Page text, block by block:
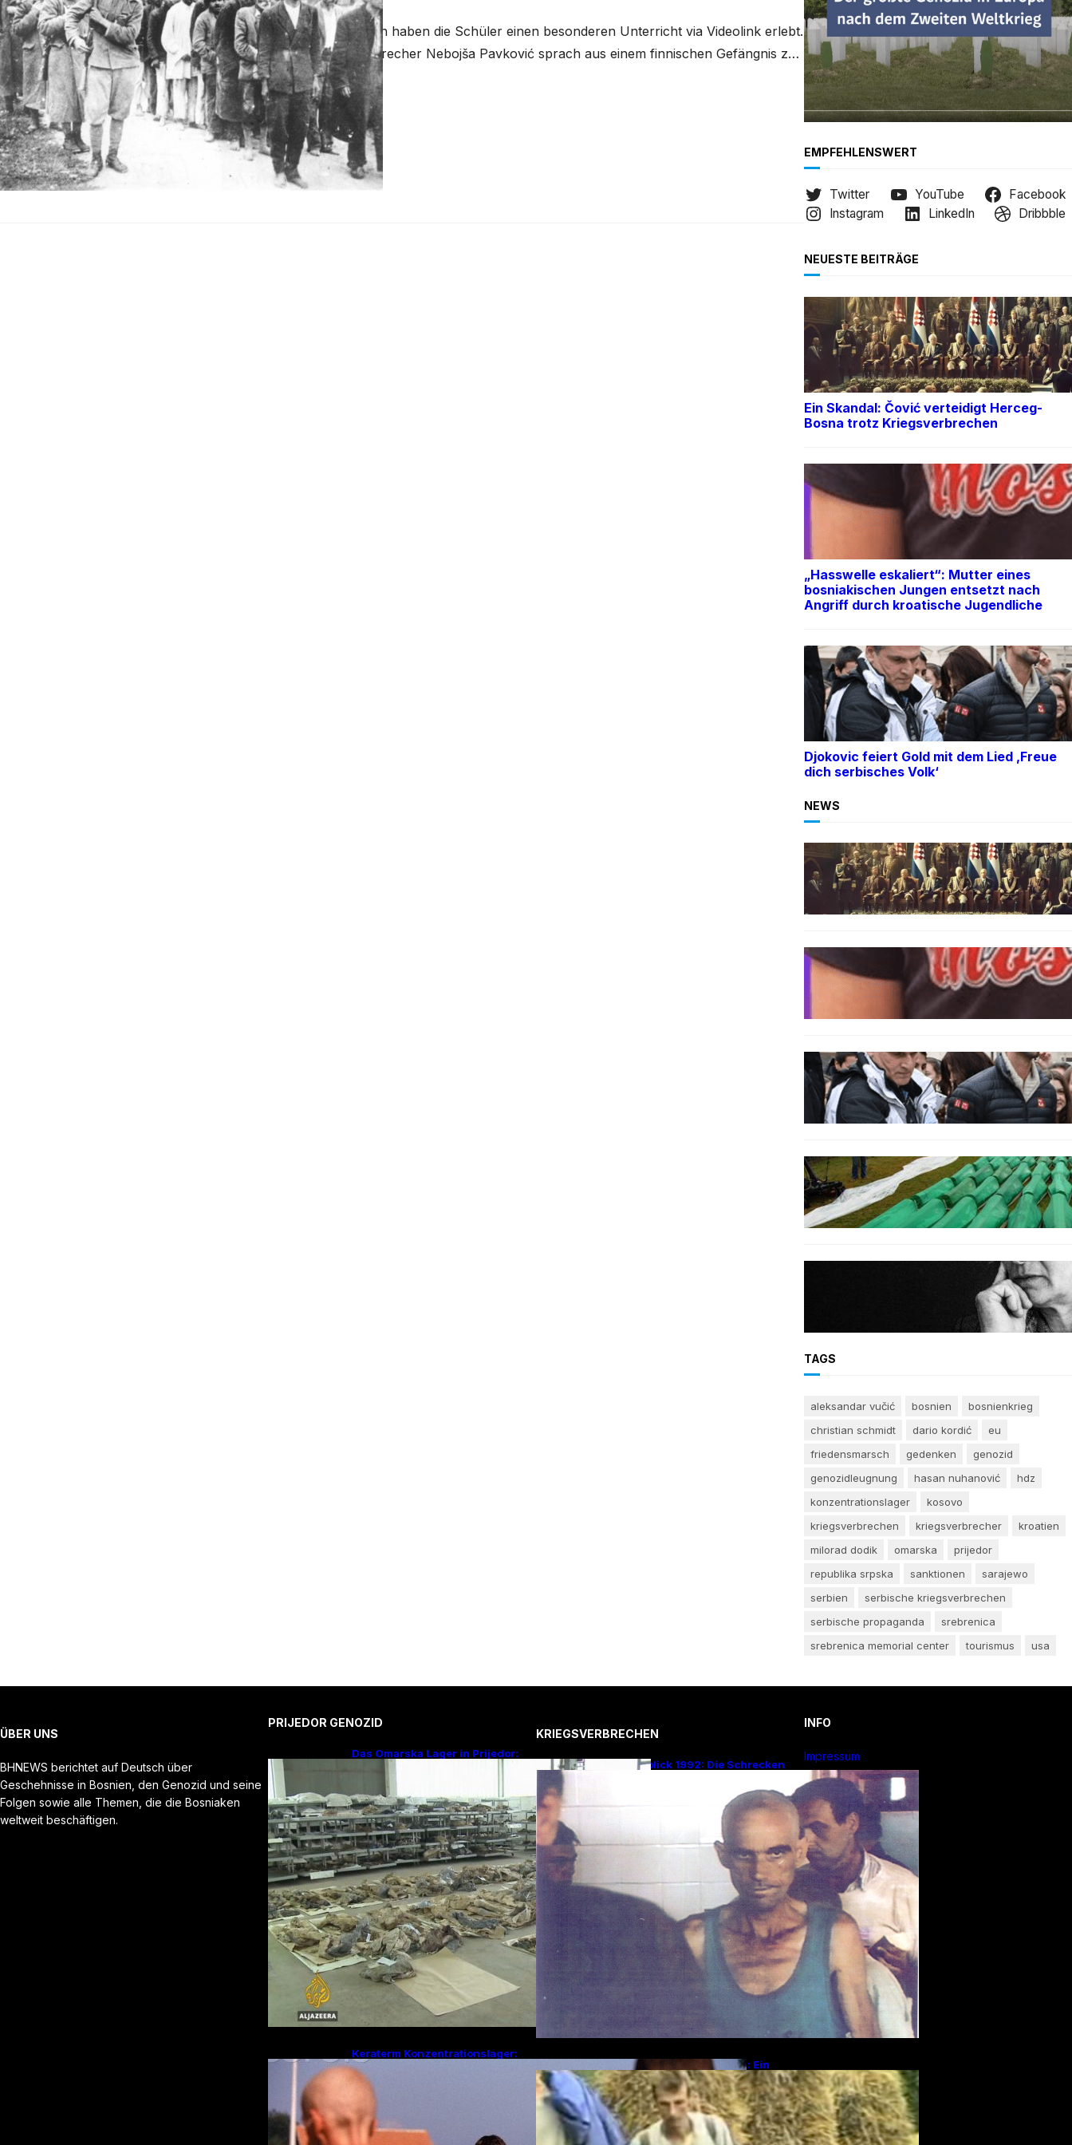
An einer Schule in Serbien haben die Schüler einen besonderen Unterricht via Videolink erlebt.
Der verurteilte Kriegsverbrecher Nebojša Pavković sprach aus einem finnischen Gefängnis zu
ihnen. Das Bildungsministerium hat eine Inspektion der Schule angefordert, doch die
Wahrscheinlichkeit, dass jemand dafür belangt wird, ist gering. In der Grundschule „Đura
Jakšić“ in Kać, in der Nähe von…
EMPFEHLENSWERT
Twitter YouTube
Facebook
Instagram
LinkedIn Dribbble
NEUESTE BEITRÄGE
Ein Skandal: Čović verteidigt Herceg-
Bosna trotz Kriegsverbrechen
„Hasswelle eskaliert“: Mutter eines
bosniakischen Jungen entsetzt nach
Angriff durch kroatische Jugendliche
Djokovic feiert Gold mit dem Lied ‚Freue
dich serbisches Volk‘
NEWS
BOSNIEN
Ein Skandal: Čović verteidigt
Herceg-Bosna trotz
Kriegsverbrechen
BOSNIEN
„Hasswelle eskaliert“: Mutter
eines bosniakischen Jungen
entsetzt nach Angriff durch
kroatische Jugendliche
SPORT
Djokovic feiert Gold mit dem Lied
‚Freue dich serbisches Volk‘
GENOZID
Izraelischer Botschafter in
Serbien leugnet Völkermord in
Srebrenica
Erinnerung an Hatidža
Mehmedović: Eine Stimme des
Gewissens im Angesicht von
Hass und Ungerechtigkeit
TAGS
aleksandar vučić bosnien
bosnienkrieg
christian schmidt
dario kordić
eu
friedensmarsch
gedenken
genozid
genozidleugnung
hasan nuhanović
hdz
konzentrationslager
kosovo
kriegsverbrechen
kriegsverbrecher
kroatien
milorad dodik
omarska
prijedor
republika srpska
sanktionen
sarajewo
serbien
serbische kriegsverbrechen
serbische propaganda
srebrenica
srebrenica memorial center
tourismus usa
ÜBER UNS
BHNEWS berichtet auf Deutsch über
Geschehnisse in Bosnien, den Genozid und seine
Folgen sowie alle Themen, die die Bosniaken
weltweit beschäftigen.
PRIJEDOR GENOZID
Das Omarska Lager in Prijedor:
Eine Todesfabrik ohne Krieg
Keraterm Konzentrationslager:
Ein düsteres Kapitel des
Bosnienkrieges und serbische
Kriegsverbrechen
KRIEGSVERBRECHEN
Rückblick 1992: Die Schrecken
Nächte des Schreckens: Ein
Überlebender erzählt von den
Julitagen 1995 in Srebrenica
INFO
Impressum
Privacy Policy
Kontakt